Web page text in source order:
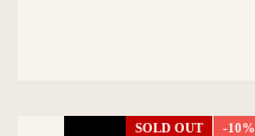
SOLD OUT -10%